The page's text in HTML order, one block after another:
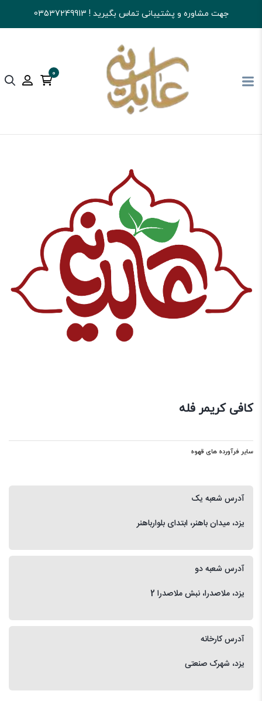
جهت مشاوره و پشتیبانی تماس بگیرید ! 03537249913
0
آجیل و خشکبار عابدینی قهوه سایر فرآورده های قهوه
کافی کریمر فله
سایر فرآورده های قهوه
آدرس شعبه یک
یزد، میدان باهنر، ابتدای بلوارباهنر
آدرس شعبه دو
یزد، ملاصدرا، نبش ملاصدرا 2
آدرس کارخانه
یزد، شهرک صنعتی